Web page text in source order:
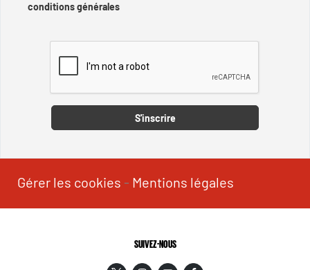
conditions générales
S'inscrire
Gérer les cookies - Mentions légales
SUIVEZ-NOUS